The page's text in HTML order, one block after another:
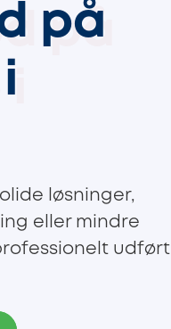
på
i
løsninger,
eller mindre
udført